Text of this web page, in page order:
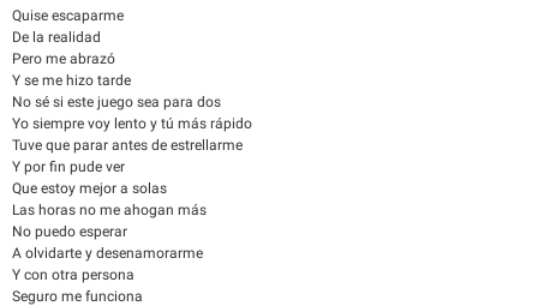
Quise escaparme
De la realidad
Pero me abrazó
Y se me hizo tarde
No sé si este juego sea para dos
Yo siempre voy lento y tú más rápido
Tuve que parar antes de estrellarme
Y por fin pude ver
Que estoy mejor a solas
Las horas no me ahogan más
No puedo esperar
A olvidarte y desenamorarme
Y con otra persona
Seguro me funciona